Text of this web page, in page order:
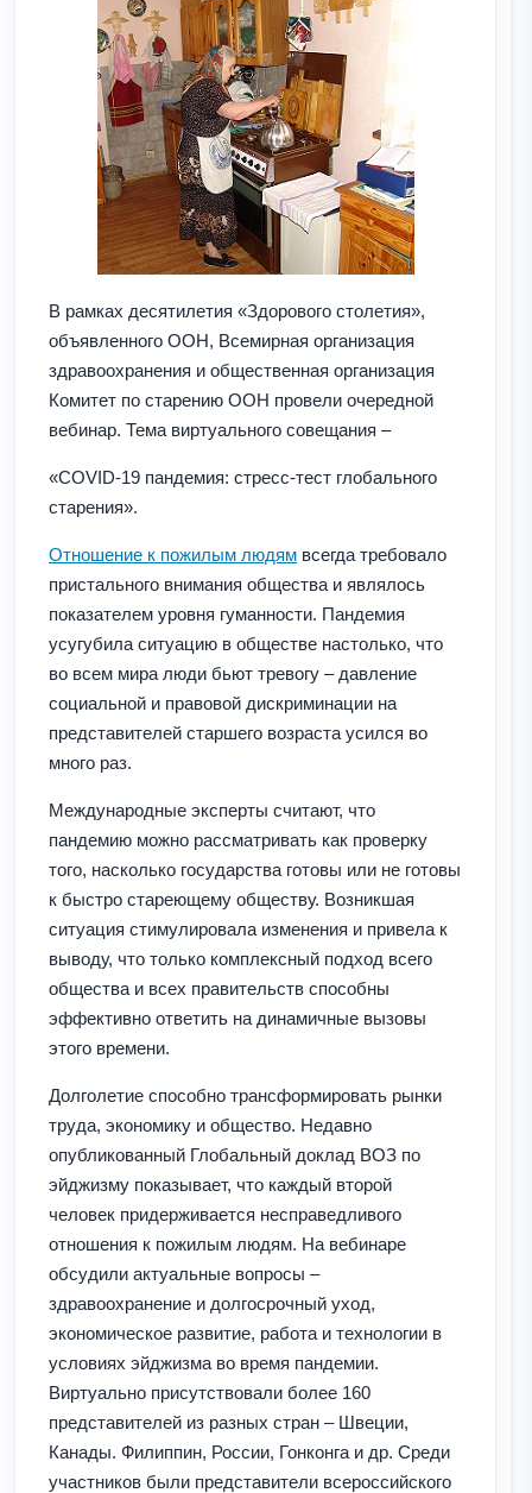
В рамках десятилетия «Здорового столетия»,
объявленного ООН, Всемирная организация
здравоохранения и общественная организация
Комитет по старению ООН провели очередной
вебинар. Тема виртуального совещания –
«COVID-19 пандемия: стресс-тест глобального
старения».
Отношение к пожилым людям всегда требовало
пристального внимания общества и являлось
показателем уровня гуманности. Пандемия
усугубила ситуацию в обществе настолько, что
во всем мира люди бьют тревогу – давление
социальной и правовой дискриминации на
представителей старшего возраста усился во
много раз.
Международные эксперты считают, что
пандемию можно рассматривать как проверку
того, насколько государства готовы или не готовы
к быстро стареющему обществу. Возникшая
ситуация стимулировала изменения и привела к
выводу, что только комплексный подход всего
общества и всех правительств способны
эффективно ответить на динамичные вызовы
этого времени.
Долголетие способно трансформировать рынки
труда, экономику и общество. Недавно
опубликованный Глобальный доклад ВОЗ по
эйджизму показывает, что каждый второй
человек придерживается несправедливого
отношения к пожилым людям. На вебинаре
обсудили актуальные вопросы –
здравоохранение и долгосрочный уход,
экономическое развитие, работа и технологии в
условиях эйджизма во время пандемии.
Виртуально присутствовали более 160
представителей из разных стран – Швеции,
Канады. Филиппин, России, Гонконга и др. Среди
участников были представители всероссийского